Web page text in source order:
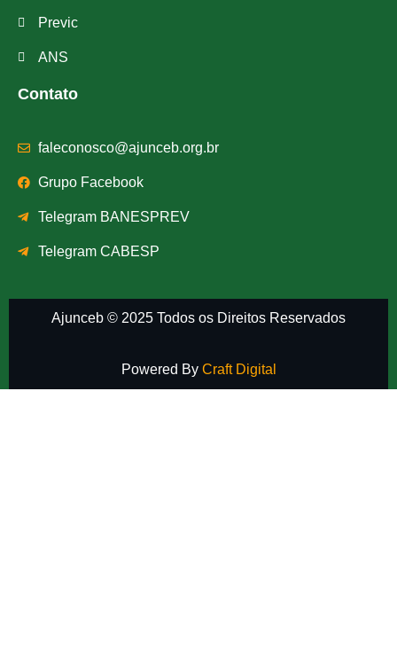
Previc
ANS
Contato
faleconosco@ajunceb.org.br
Grupo Facebook
Telegram BANESPREV
Telegram CABESP
Ajunceb © 2025 Todos os Direitos Reservados
Powered By Craft Digital